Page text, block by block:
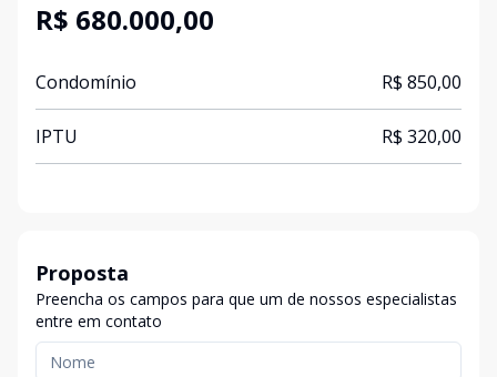
R$ 680.000,00
Condomínio R$ 850,00
IPTU R$ 320,00
Proposta
Preencha os campos para que um de nossos especialistas
entre em contato